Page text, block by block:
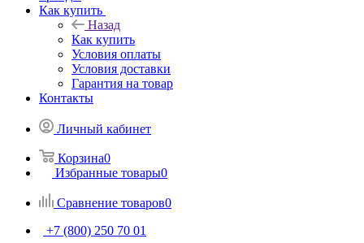
Как купить
Назад
Как купить
Условия оплаты
Условия доставки
Гарантия на товар
Контакты
Личный кабинет
Корзина0
Избранные товары0
Сравнение товаров0
+7 (800) 250 70 01